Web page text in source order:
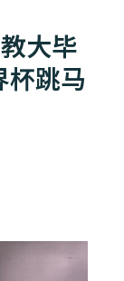
大毕
杯跳马